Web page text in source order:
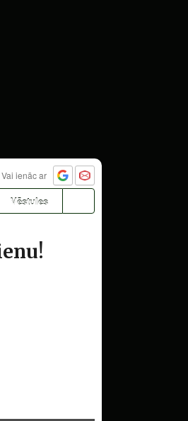
Vai ienāc ar
Vēstules